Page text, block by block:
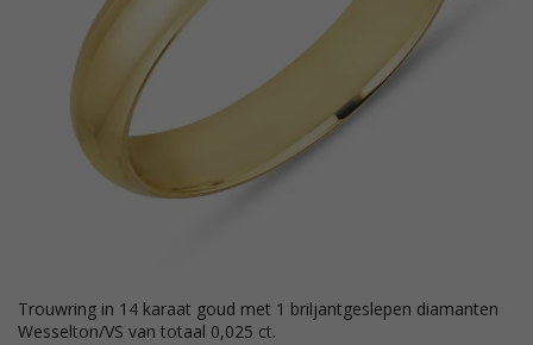
trouwring in 14 karaat goud met 1 briljantgeslepen diamanten
Wesselton/VS van totaal 0,025 ct.